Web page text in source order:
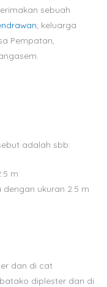
sebuah
; keluarga
Pempatan,
adalah sbb:
m
ukuran 2.5 m
dan di cat
diplester dan di